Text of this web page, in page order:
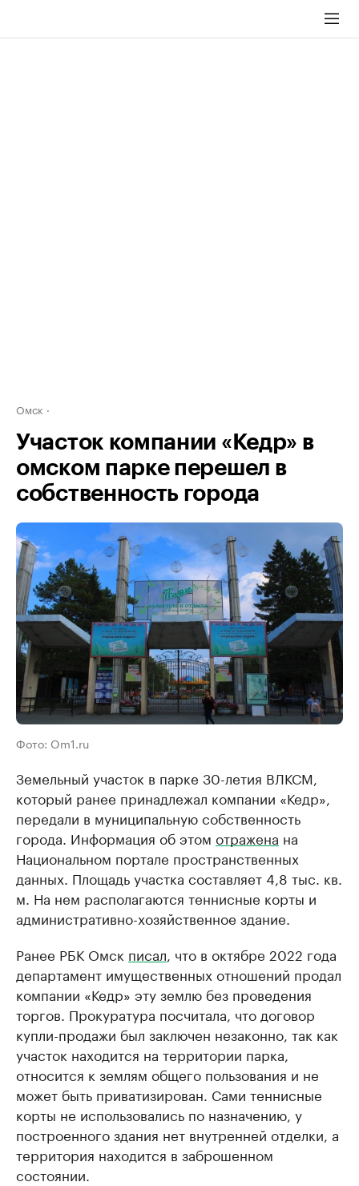
Омск
Участок компании «Кедр» в
омском парке перешел в
собственность города
Фото: Om1.ru
Земельный участок в парке 30-летия ВЛКСМ,
который ранее принадлежал компании «Кедр»,
передали в муниципальную собственность
города. Информация об этом отражена на
Национальном портале пространственных
данных. Площадь участка составляет 4,8 тыс. кв.
м. На нем располагаются теннисные корты и
административно-хозяйственное здание.
Ранее РБК Омск писал, что в октябре 2022 года
департамент имущественных отношений продал
компании «Кедр» эту землю без проведения
торгов. Прокуратура посчитала, что договор
купли-продажи был заключен незаконно, так как
участок находится на территории парка,
относится к землям общего пользования и не
может быть приватизирован. Сами теннисные
корты не использовались по назначению, у
построенного здания нет внутренней отделки, а
территория находится в заброшенном
состоянии.